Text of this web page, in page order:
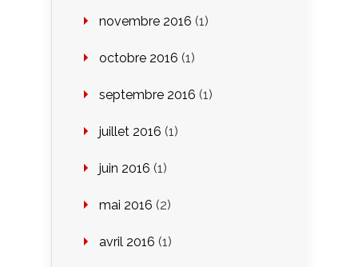
novembre 2016 (1)
octobre 2016 (1)
septembre 2016 (1)
juillet 2016 (1)
juin 2016 (1)
mai 2016 (2)
avril 2016 (1)